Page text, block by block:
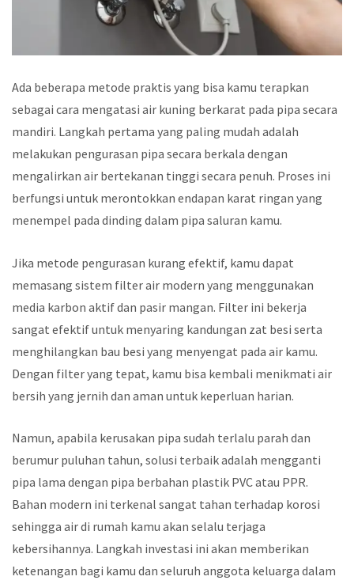
Ada beberapa metode praktis yang bisa kamu terapkan
sebagai cara mengatasi air kuning berkarat pada pipa secara
mandiri. Langkah pertama yang paling mudah adalah
melakukan pengurasan pipa secara berkala dengan
mengalirkan air bertekanan tinggi secara penuh. Proses ini
berfungsi untuk merontokkan endapan karat ringan yang
menempel pada dinding dalam pipa saluran kamu.
Jika metode pengurasan kurang efektif, kamu dapat
memasang sistem filter air modern yang menggunakan
media karbon aktif dan pasir mangan. Filter ini bekerja
sangat efektif untuk menyaring kandungan zat besi serta
menghilangkan bau besi yang menyengat pada air kamu.
Dengan filter yang tepat, kamu bisa kembali menikmati air
bersih yang jernih dan aman untuk keperluan harian.
Namun, apabila kerusakan pipa sudah terlalu parah dan
berumur puluhan tahun, solusi terbaik adalah mengganti
pipa lama dengan pipa berbahan plastik PVC atau PPR.
Bahan modern ini terkenal sangat tahan terhadap korosi
sehingga air di rumah kamu akan selalu terjaga
kebersihannya. Langkah investasi ini akan memberikan
ketenangan bagi kamu dan seluruh anggota keluarga dalam